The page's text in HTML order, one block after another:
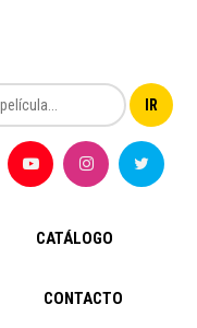
CATÁLOGO
CONTACTO